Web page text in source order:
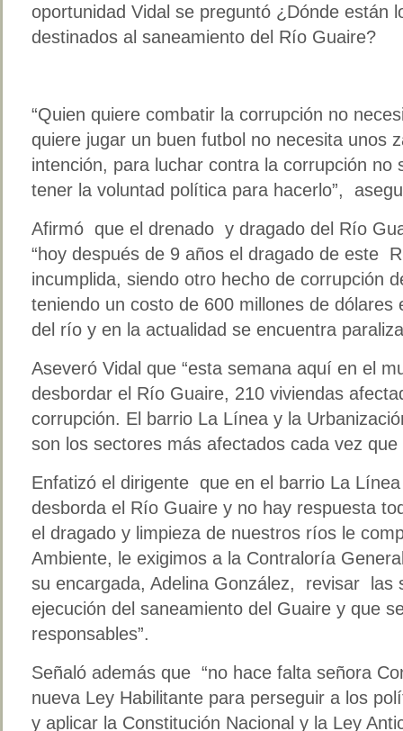
oportunidad Vidal se preguntó ¿Dónde están
destinados al saneamiento del Río Guaire?
“Quien quiere combatir la corrupción no
quiere jugar un buen futbol no necesita unos
intención, para luchar contra la corrupción no
tener la voluntad política para hacerlo”,
Afirmó que el drenado y dragado del Río
“hoy después de 9 años el dragado de este
incumplida, siendo otro hecho de corrupción
teniendo un costo de 600 millones de dólares
del río y en la actualidad se encuentra
Aseveró Vidal que “esta semana aquí en el
desbordar el Río Guaire, 210 viviendas
corrupción. El barrio La Línea y la
son los sectores más afectados cada vez
Enfatizó el dirigente que en el barrio La
desborda el Río Guaire y no hay respuesta
el dragado y limpieza de nuestros ríos le
Ambiente, le exigimos a la Contraloría
su encargada, Adelina González, revisar las
ejecución del saneamiento del Guaire y que
responsables”.
Señaló además que “no hace falta señora
nueva Ley Habilitante para perseguir a los
y aplicar la Constitución Nacional y la Ley